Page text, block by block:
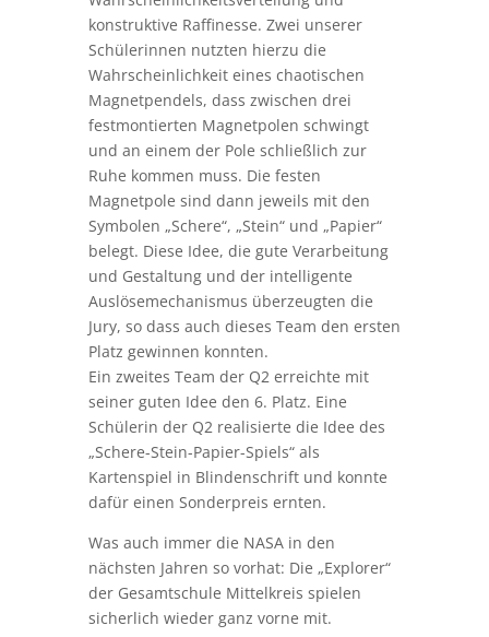
langweiligen) Flug ins All galt es, eine
„Schere-Stein-Papier-Maschine“ zu
entwickeln, gegen die das einsame
Weltraum-Personal spielt. Hier zählten
Originalität, gleichmäßige
Wahrscheinlichkeitsverteilung und
konstruktive Raffinesse. Zwei unserer
Schülerinnen nutzten hierzu die
Wahrscheinlichkeit eines chaotischen
Magnetpendels, dass zwischen drei
festmontierten Magnetpolen schwingt
und an einem der Pole schließlich zur
Ruhe kommen muss. Die festen
Magnetpole sind dann jeweils mit den
Symbolen „Schere“, „Stein“ und „Papier“
belegt. Diese Idee, die gute Verarbeitung
und Gestaltung und der intelligente
Auslösemechanismus überzeugten die
Jury, so dass auch dieses Team den ersten
Platz gewinnen konnten.
Ein zweites Team der Q2 erreichte mit
seiner guten Idee den 6. Platz. Eine
Schülerin der Q2 realisierte die Idee des
„Schere-Stein-Papier-Spiels“ als
Kartenspiel in Blindenschrift und konnte